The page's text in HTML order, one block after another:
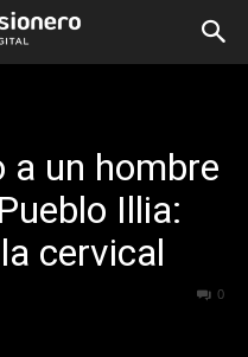
a un hombre
Illia:
cervical
0